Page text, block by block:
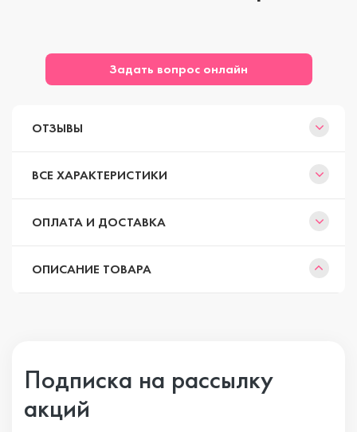
Задать вопрос онлайн
ОТЗЫВЫ
ВСЕ ХАРАКТЕРИСТИКИ
ОПЛАТА И ДОСТАВКА
ОПИСАНИЕ ТОВАРА
Подписка на рассылку
акций